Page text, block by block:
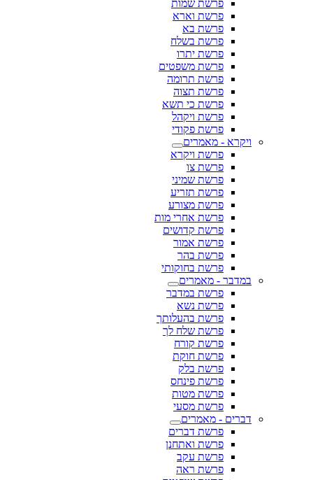
פרשת שמות
פרשת וארא
פרשת בא
פרשת בשלח
פרשת יתרו
פרשת משפטים
פרשת תרומה
פרשת תצוה
פרשת כי תשא
פרשת ויקהל
פרשת פקודי
ויקרא - מאמרים
פרשת ויקרא
פרשת צו
פרשת שמיני
פרשת תזריע
פרשת מצורע
פרשת אחרי מות
פרשת קדושים
פרשת אמור
פרשת בהר
פרשת בחוקותי
במדבר - מאמרים
פרשת במדבר
פרשת נשא
פרשת בהעלותך
פרשת שלח לך
פרשת קורח
פרשת חוקת
פרשת בלק
פרשת פינחס
פרשת מטות
פרשת מסעי
דברים - מאמרים
פרשת דברים
פרשת ואתחנן
פרשת עקב
פרשת ראה